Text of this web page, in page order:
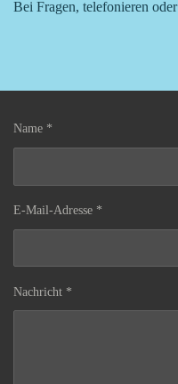
Bei Fragen, telefonieren
Name *
E-Mail-Adresse *
Nachricht *